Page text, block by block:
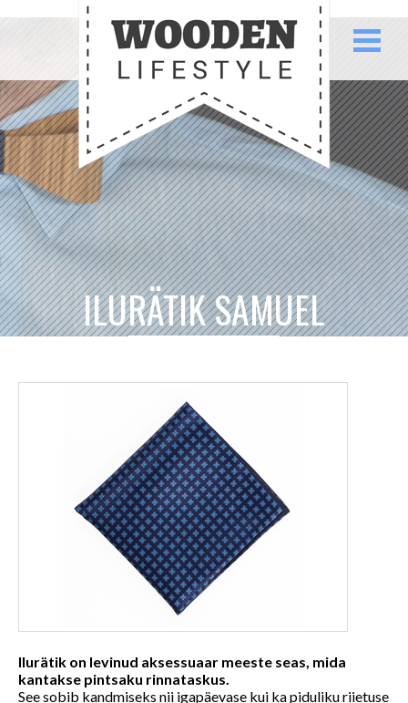
ILURÄTIK SAMUEL
Ilurätik on levinud aksessuaar meeste seas, mida
kantakse pintsaku rinnataskus.
See sobib kandmiseks nii igapäevase kui ka piduliku riietuse